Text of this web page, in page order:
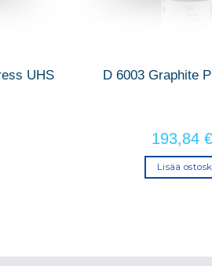
UHS D 6003 Graphite
193,84 €
Lisää